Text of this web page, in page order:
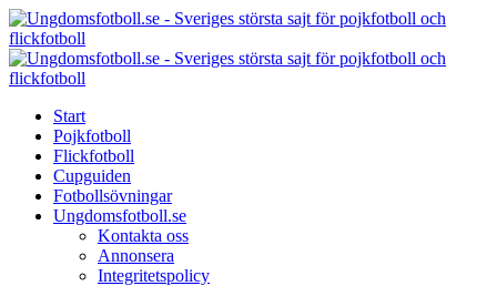
Menu
Search
Menu
Start
Pojkfotboll
Flickfotboll
Cupguiden
Fotbollsövningar
Ungdomsfotboll.se
Kontakta oss
Annonsera
Integritetspolicy